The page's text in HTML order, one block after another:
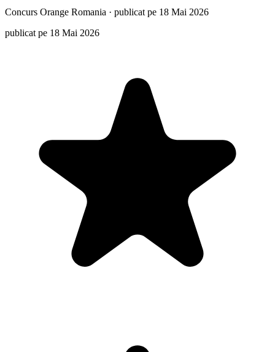
Concurs Orange Romania · publicat pe 18 Mai 2026
publicat pe 18 Mai 2026